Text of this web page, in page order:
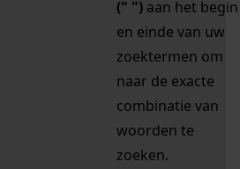
(" ") aan het begin
en einde van uw
zoektermen om
naar de exacte
combinatie van
woorden te
zoeken.